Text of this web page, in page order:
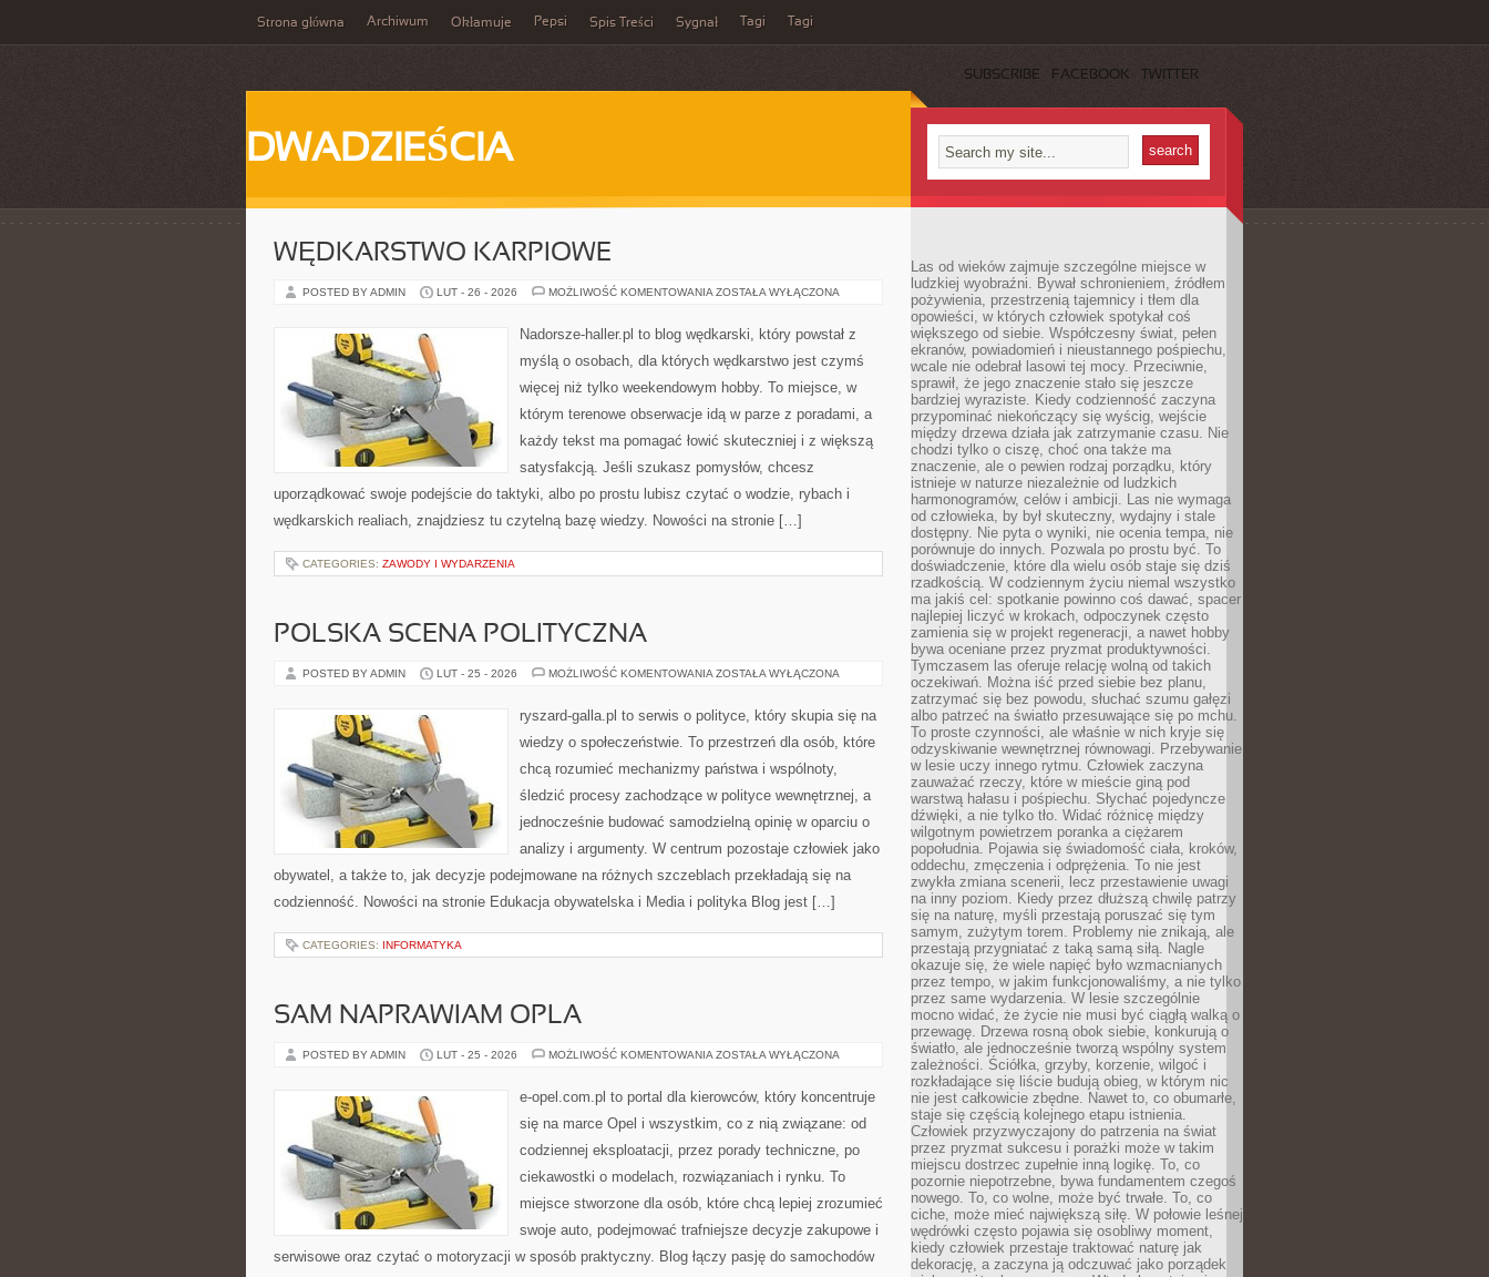
Strona główna Archiwum Okłamuje Pepsi Spis Treści Sygnał Tagi Tagi
SUBSCRIBE FACEBOOK TWITTER
DWADZIEŚCIA
WĘDKARSTWO KARPIOWE
POSTED BY ADMIN LUT - 26 - 2026 MOŻLIWOŚĆ KOMENTOWANIA WĘDKARSTWO
ZOSTAŁA WYŁĄCZONA
Nadorsze-haller.pl to blog wędkarski, który powstał z
myślą o osobach, dla których wędkarstwo jest czymś
więcej niż tylko weekendowym hobby. To miejsce, w
którym terenowe obserwacje idą w parze z poradami, a
każdy tekst ma pomagać łowić skuteczniej i z większą
satysfakcją. Jeśli szukasz pomysłów, chcesz
uporządkować swoje podejście do taktyki, albo po prostu lubisz czytać o wodzie, rybach i
wędkarskich realiach, znajdziesz tu czytelną bazę wiedzy. Nowości na stronie […]
CATEGORIES: ZAWODY I WYDARZENIA
POLSKA SCENA POLITYCZNA
POSTED BY ADMIN LUT - 25 - 2026 MOŻLIWOŚĆ KOMENTOWANIA POLSKA
ZOSTAŁA WYŁĄCZONA
ryszard-galla.pl to serwis o polityce, który skupia się na
wiedzy o społeczeństwie. To przestrzeń dla osób, które
chcą rozumieć mechanizmy państwa i wspólnoty,
śledzić procesy zachodzące w polityce wewnętrznej, a
jednocześnie budować samodzielną opinię w oparciu o
analizy i argumenty. W centrum pozostaje człowiek jako
obywatel, a także to, jak decyzje podejmowane na różnych szczeblach przekładają się na
codzienność. Nowości na stronie Edukacja obywatelska i Media i polityka Blog jest […]
CATEGORIES: INFORMATYKA
SAM NAPRAWIAM OPLA
POSTED BY ADMIN LUT - 25 - 2026 MOŻLIWOŚĆ KOMENTOWANIA SAM
ZOSTAŁA WYŁĄCZONA
e-opel.com.pl to portal dla kierowców, który koncentruje
się na marce Opel i wszystkim, co z nią związane: od
codziennej eksploatacji, przez porady techniczne, po
ciekawostki o modelach, rozwiązaniach i rynku. To
miejsce stworzone dla osób, które chcą lepiej zrozumieć
swoje auto, podejmować trafniejsze decyzje zakupowe i
serwisowe oraz czytać o motoryzacji w sposób praktyczny. Blog łączy pasję do samochodów
Las od wieków zajmuje szczególne miejsce w
ludzkiej wyobraźni. Bywał schronieniem, źródłem
pożywienia, przestrzenią tajemnicy i tłem dla
opowieści, w których człowiek spotykał coś
większego od siebie. Współczesny świat, pełen
ekranów, powiadomień i nieustannego pośpiechu,
wcale nie odebrał lasowi tej mocy. Przeciwnie,
sprawił, że jego znaczenie stało się jeszcze
bardziej wyraziste. Kiedy codzienność zaczyna
przypominać niekończący się wyścig, wejście
między drzewa działa jak zatrzymanie czasu. Nie
chodzi tylko o ciszę, choć ona także ma
znaczenie, ale o pewien rodzaj porządku, który
istnieje w naturze niezależnie od ludzkich
harmonogramów, celów i ambicji. Las nie wymaga
od człowieka, by był skuteczny, wydajny i stale
dostępny. Nie pyta o wyniki, nie ocenia tempa, nie
porównuje do innych. Pozwala po prostu być. To
doświadczenie, które dla wielu osób staje się dziś
rzadkością. W codziennym życiu niemal wszystko
ma jakiś cel: spotkanie powinno coś dawać, spacer
najlepiej liczyć w krokach, odpoczynek często
zamienia się w projekt regeneracji, a nawet hobby
bywa oceniane przez pryzmat produktywności.
Tymczasem las oferuje relację wolną od takich
oczekiwań. Można iść przed siebie bez planu,
zatrzymać się bez powodu, słuchać szumu gałęzi
albo patrzeć na światło przesuwające się po mchu.
To proste czynności, ale właśnie w nich kryje się
odzyskiwanie wewnętrznej równowagi. Przebywanie
w lesie uczy innego rytmu. Człowiek zaczyna
zauważać rzeczy, które w mieście giną pod
warstwą hałasu i pośpiechu. Słychać pojedyncze
dźwięki, a nie tylko tło. Widać różnicę między
wilgotnym powietrzem poranka a ciężarem
popołudnia. Pojawia się świadomość ciała, kroków,
oddechu, zmęczenia i odprężenia. To nie jest
zwykła zmiana scenerii, lecz przestawienie uwagi
na inny poziom. Kiedy przez dłuższą chwilę patrzy
się na naturę, myśli przestają poruszać się tym
samym, zużytym torem. Problemy nie znikają, ale
przestają przygniatać z taką samą siłą. Nagle
okazuje się, że wiele napięć było wzmacnianych
przez tempo, w jakim funkcjonowaliśmy, a nie tylko
przez same wydarzenia. W lesie szczególnie
mocno widać, że życie nie musi być ciągłą walką o
przewagę. Drzewa rosną obok siebie, konkurują o
światło, ale jednocześnie tworzą wspólny system
zależności. Ściółka, grzyby, korzenie, wilgoć i
rozkładające się liście budują obieg, w którym nic
nie jest całkowicie zbędne. Nawet to, co obumarłe,
staje się częścią kolejnego etapu istnienia.
Człowiek przyzwyczajony do patrzenia na świat
przez pryzmat sukcesu i porażki może w takim
miejscu dostrzec zupełnie inną logikę. To, co
pozornie niepotrzebne, bywa fundamentem czegoś
nowego. To, co wolne, może być trwałe. To, co
ciche, może mieć największą siłę. W połowie leśnej
wędrówki często pojawia się osobliwy moment,
kiedy człowiek przestaje traktować naturę jak
dekorację, a zaczyna ją odczuwać jako porządek